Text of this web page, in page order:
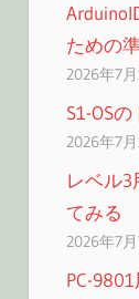
ための
2026年7
S1-OS
2026年7
レベル3
てみる
2026年7
PC-